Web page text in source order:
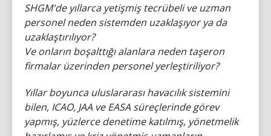
SHGM'de yıllarca yetişmiş tecrübeli ve uzman
personel neden sistemden uzaklaşıyor ya da
uzaklaştırılıyor?
Ve onların boşalttığı alanlara neden taşeron
firmalar üzerinden personel yerleştiriliyor?
Yıllar boyunca uluslararası havacılık sistemini
bilen, ICAO, JAA ve EASA süreçlerinde görev
yapmış, yüzlerce denetime katılmış, yönetmelik